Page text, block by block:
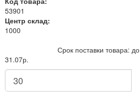
53901
Центр склад:
1000
Срок поставки товара:
31.07р.